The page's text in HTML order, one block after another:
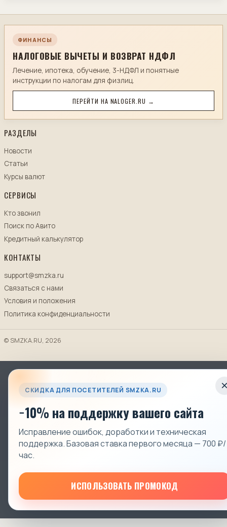
ФИНАНСЫ
НАЛОГОВЫЕ ВЫЧЕТЫ И ВОЗВРАТ НДФЛ
Лечение, ипотека, обучение, 3-НДФЛ и понятные
инструкции по налогам для физлиц.
ПЕРЕЙТИ НА NALOGER.RU →
РАЗДЕЛЫ
Новости
Статьи
Курсы валют
СЕРВИСЫ
Кто звонил
Поиск по Авито
Кредитный калькулятор
КОНТАКТЫ
support@smzka.ru
Связаться с нами
Условия и положения
Политика конфиденциальности
© SMZKA.RU, 2026
СКИДКА ДЛЯ ПОСЕТИТЕЛЕЙ SMZKA.RU
−10% на поддержку вашего сайта
Исправление ошибок, доработки и техническая
поддержка. Базовая ставка первого месяца — 700 ₽/
час.
ИСПОЛЬЗОВАТЬ ПРОМОКОД